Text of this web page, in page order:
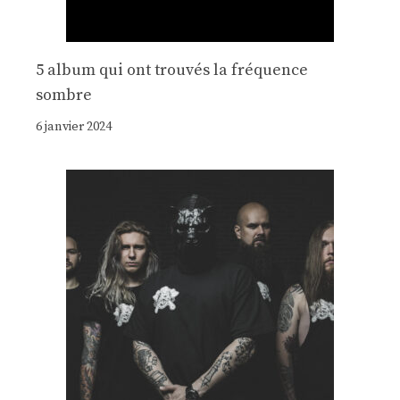
5 album qui ont trouvés la fréquence
sombre
6 janvier 2024